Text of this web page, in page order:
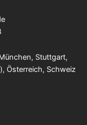
Stuttgart,
Österreich, Schweiz